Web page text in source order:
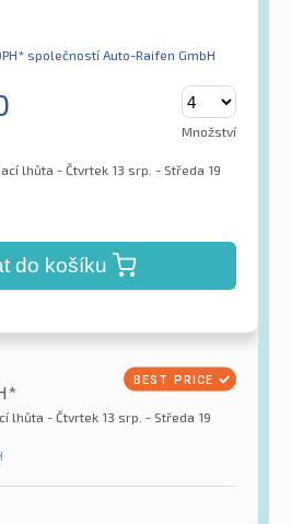
společností Auto-Raifen GmbH
Množství
lhůta - Čtvrtek 13 srp. - Středa 19
do košíku
lhůta - Čtvrtek 13 srp. - Středa 19